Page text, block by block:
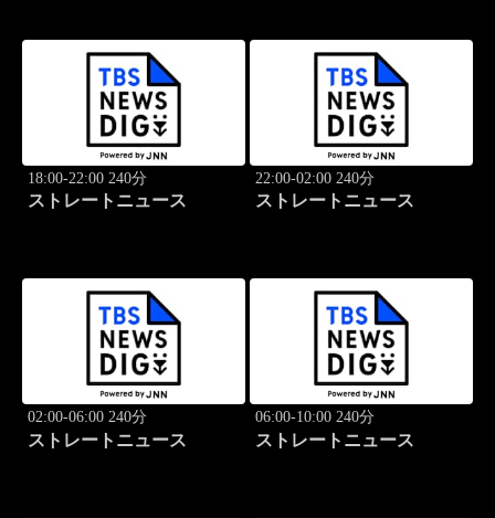
18:00-22:00 240分
ストレートニュース
22:00-02:00 240分
ストレートニュース
02:00-06:00 240分
ストレートニュース
06:00-10:00 240分
ストレートニュース